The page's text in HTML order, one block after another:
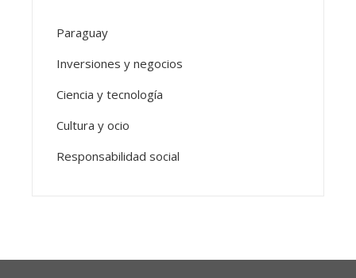
Paraguay
Inversiones y negocios
Ciencia y tecnología
Cultura y ocio
Responsabilidad social